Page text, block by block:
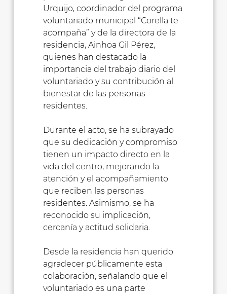
Urquijo, coordinador del programa
voluntariado municipal “Corella te
acompaña” y de la directora de la
residencia, Ainhoa Gil Pérez,
quienes han destacado la
importancia del trabajo diario del
voluntariado y su contribución al
bienestar de las personas
residentes.
Durante el acto, se ha subrayado
que su dedicación y compromiso
tienen un impacto directo en la
vida del centro, mejorando la
atención y el acompañamiento
que reciben las personas
residentes. Asimismo, se ha
reconocido su implicación,
cercanía y actitud solidaria.
Desde la residencia han querido
agradecer públicamente esta
colaboración, señalando que el
voluntariado es una parte